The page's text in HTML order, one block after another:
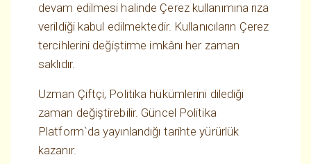
devam edilmesi halinde Çerez kullanımına rıza
verildiği kabul edilmektedir. Kullanıcıların Çerez
tercihlerini değiştirme imkânı her zaman
saklıdır.
Uzman Çiftçi, Politika hükümlerini dilediği
zaman değiştirebilir. Güncel Politika
Platform`da yayınlandığı tarihte yürürlük
kazanır.